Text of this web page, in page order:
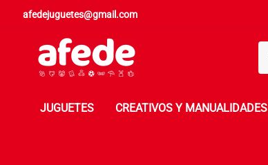
afedejuguetes@gmail.com
JUGUETES CREATIVOS Y MANUALIDADES